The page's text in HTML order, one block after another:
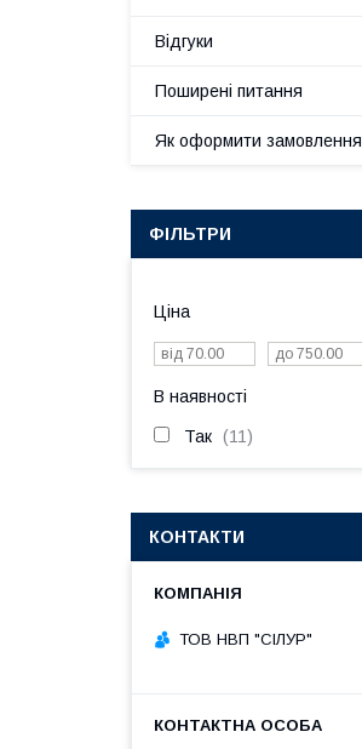
Відгуки
Поширені питання
Як оформити замовлення
ФІЛЬТРИ
Ціна
В наявності
Так 11
КОНТАКТИ
ТОВ НВП "СІЛУР"